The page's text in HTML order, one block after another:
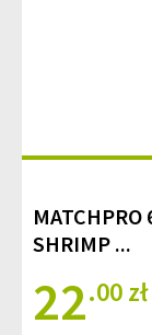
MATCHPRO
SHRIMP ...
22.00 zł